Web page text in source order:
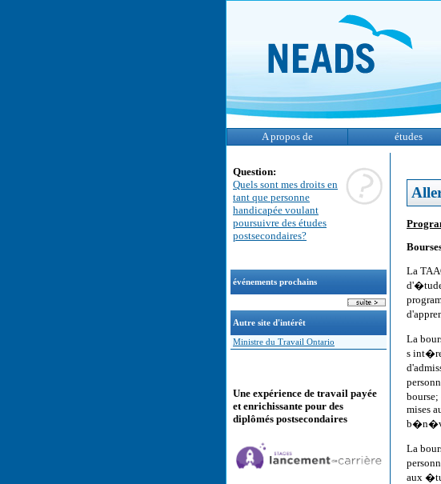
A propos de études
Question:
Quels sont mes droits en
tant que personne
handicapée voulant
poursuivre des études
postsecondaires?
événements prochains
Autre site d'intérêt
Ministre du Travail Ontario
Une expérience de travail payée
et enrichissante pour des
diplômés postsecondaires
La
La
s
mises
La
aux